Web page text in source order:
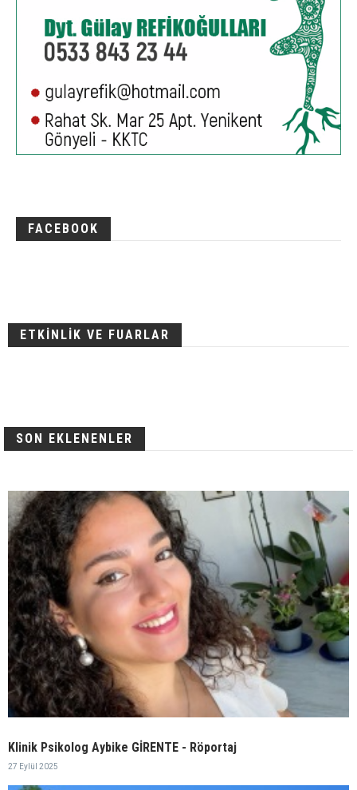
FACEBOOK
ETKİNLİK VE FUARLAR
SON EKLENENLER
Klinik Psikolog Aybike GİRENTE - Röportaj
27 Eylül 2025